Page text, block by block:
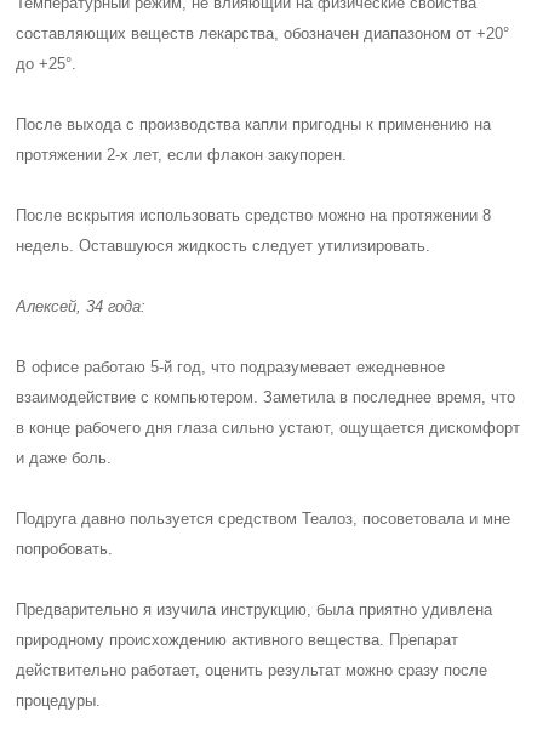
составляющих веществ лекарства, обозначен диапазоном от +20°
до +25°.
После выхода с производства капли пригодны к применению на
протяжении 2-х лет, если флакон закупорен.
После вскрытия использовать средство можно на протяжении 8
недель. Оставшуюся жидкость следует утилизировать.
Алексей, 34 года:
В офисе работаю 5-й год, что подразумевает ежедневное
взаимодействие с компьютером. Заметила в последнее время, что
в конце рабочего дня глаза сильно устают, ощущается дискомфорт
и даже боль.
Подруга давно пользуется средством Теалоз, посоветовала и мне
попробовать.
Предварительно я изучила инструкцию, была приятно удивлена
природному происхождению активного вещества. Препарат
действительно работает, оценить результат можно сразу после
процедуры.